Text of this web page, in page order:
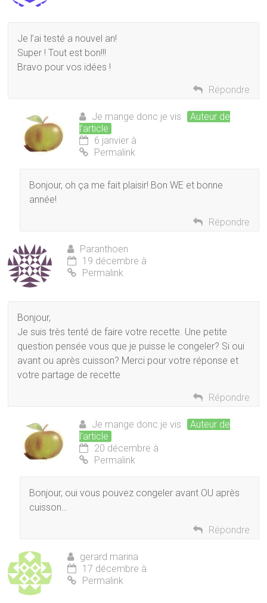
Je l’ai testé a nouvel an!
Super ! Tout est bon!!!
Bravo pour vos idées !
Répondre
Je mange donc je vis
Auteur de
l’article
6 janvier à
Permalink
Bonjour, oh ça me fait plaisir! Bon WE et bonne
année!
Répondre
Paranthoen
19 décembre à
Permalink
Bonjour,
Je suis très tenté de faire votre recette. Une petite
question pensée vous que je puisse le congeler? Si oui
avant ou après cuisson? Merci pour votre réponse et
votre partage de recette
Répondre
Je mange donc je vis
Auteur de
l’article
20 décembre à
Permalink
Bonjour, oui vous pouvez congeler avant OU après
cuisson…
Répondre
gerard marina
17 décembre à
Permalink